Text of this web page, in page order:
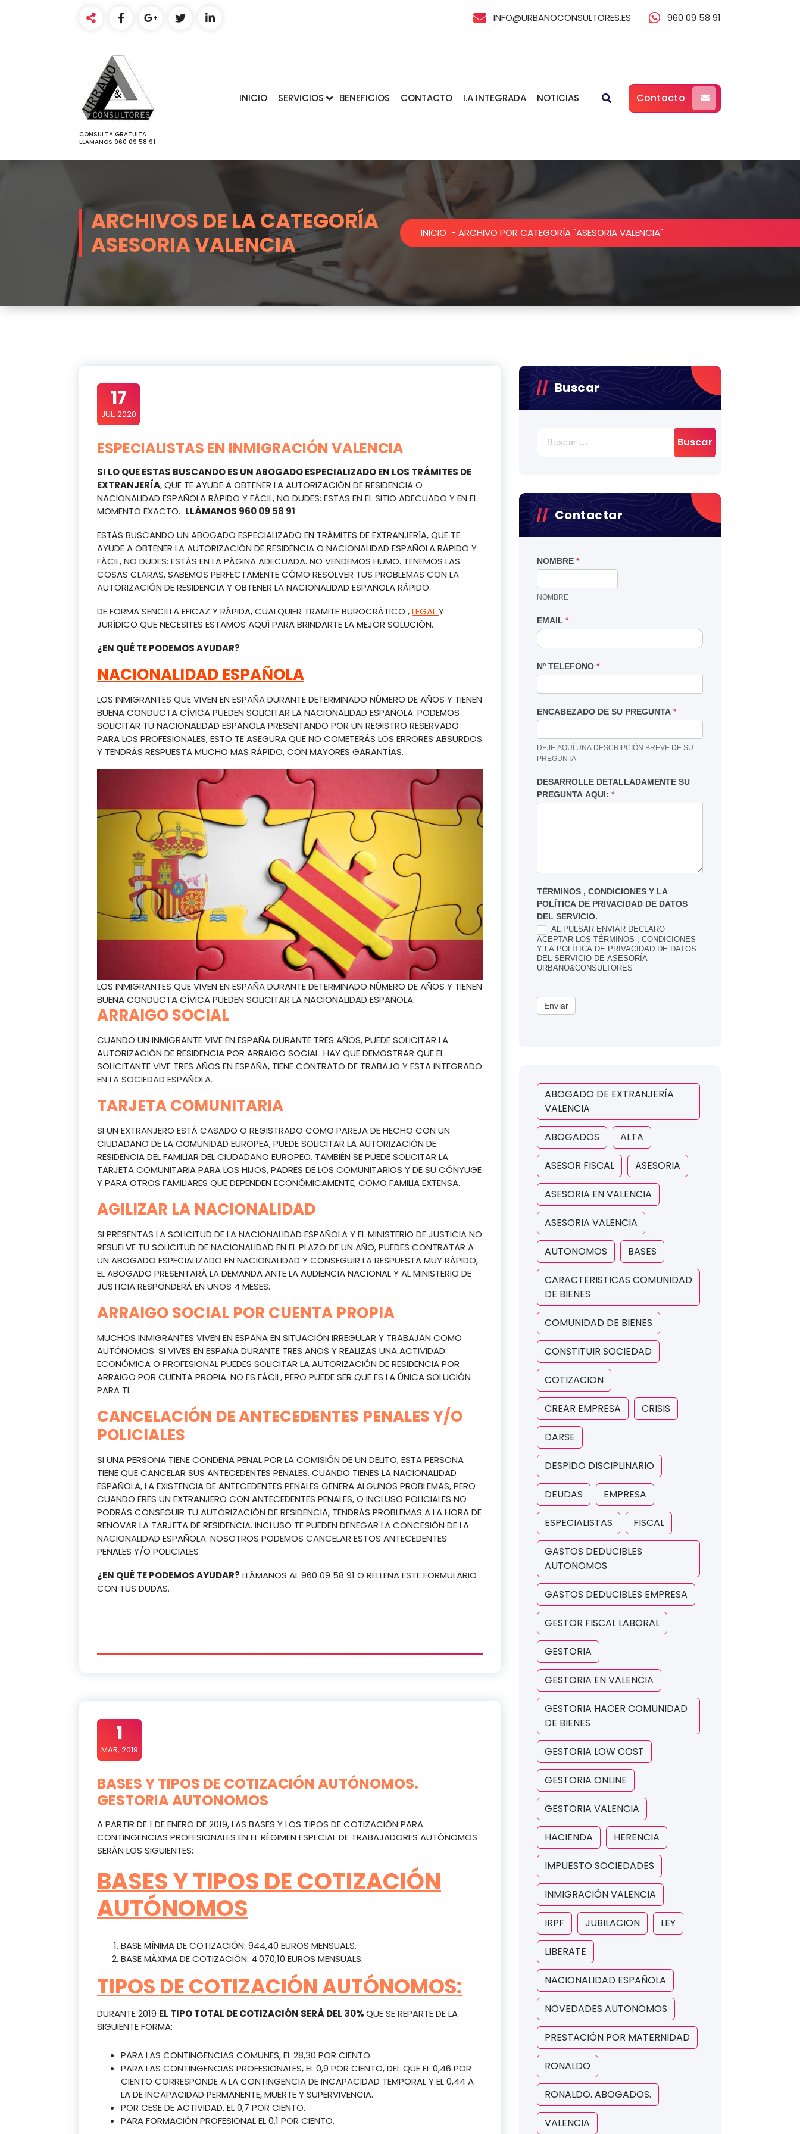
INFO@URBANOCONSULTORES.ES 960 09 58 91
CONSULTA GRATUITA :
LLAMANOS 960 09 58 91
INICIO SERVICIOS BENEFICIOS CONTACTO I.A INTEGRADA NOTICIAS Contacto
ARCHIVOS DE LA CATEGORÍA
ASESORIA VALENCIA
INICIO - ARCHIVO POR CATEGORÍA "ASESORIA VALENCIA"
17
JUL, 2020
ESPECIALISTAS EN INMIGRACIÓN VALENCIA
SI LO QUE ESTAS BUSCANDO ES UN ABOGADO ESPECIALIZADO EN LOS TRÁMITES DE
EXTRANJERÍA, QUE TE AYUDE A OBTENER LA AUTORIZACIÓN DE RESIDENCIA O
NACIONALIDAD ESPAÑOLA RÁPIDO Y FÁCIL, NO DUDES: ESTAS EN EL SITIO ADECUADO Y EN EL
MOMENTO EXACTO. LLÁMANOS 960 09 58 91
ESTÁS BUSCANDO UN ABOGADO ESPECIALIZADO EN TRÁMITES DE EXTRANJERÍA, QUE TE
AYUDE A OBTENER LA AUTORIZACIÓN DE RESIDENCIA O NACIONALIDAD ESPAÑOLA RÁPIDO Y
FÁCIL, NO DUDES: ESTÁS EN LA PÁGINA ADECUADA. NO VENDEMOS HUMO. TENEMOS LAS
COSAS CLARAS, SABEMOS PERFECTAMENTE CÓMO RESOLVER TUS PROBLEMAS CON LA
AUTORIZACIÓN DE RESIDENCIA Y OBTENER LA NACIONALIDAD ESPAÑOLA RÁPIDO.
DE FORMA SENCILLA EFICAZ Y RÁPIDA, CUALQUIER TRAMITE BUROCRÁTICO ,LEGALY
JURÍDICO QUE NECESITES ESTAMOS AQUÍ PARA BRINDARTE LA MEJOR SOLUCIÓN.
¿EN QUÉ TE PODEMOS AYUDAR?
NACIONALIDAD ESPAÑOLA
LOS INMIGRANTES QUE VIVEN EN ESPAÑA DURANTE DETERMINADO NÚMERO DE AÑOS Y TIENEN
BUENA CONDUCTA CÍVICA PUEDEN SOLICITAR LA NACIONALIDAD ESPAÑOLA. PODEMOS
SOLICITAR TU NACIONALIDAD ESPAÑOLA PRESENTANDO POR UN REGISTRO RESERVADO
PARA LOS PROFESIONALES, ESTO TE ASEGURA QUE NO COMETERÁS LOS ERRORES ABSURDOS
Y TENDRÁS RESPUESTA MUCHO MAS RÁPIDO, CON MAYORES GARANTÍAS.
LOS INMIGRANTES QUE VIVEN EN ESPAÑA DURANTE DETERMINADO NÚMERO DE AÑOS Y TIENEN
BUENA CONDUCTA CÍVICA PUEDEN SOLICITAR LA NACIONALIDAD ESPAÑOLA.
ARRAIGO SOCIAL
CUANDO UN INMIGRANTE VIVE EN ESPAÑA DURANTE TRES AÑOS, PUEDE SOLICITAR LA
AUTORIZACIÓN DE RESIDENCIA POR ARRAIGO SOCIAL. HAY QUE DEMOSTRAR QUE EL
SOLICITANTE VIVE TRES AÑOS EN ESPAÑA, TIENE CONTRATO DE TRABAJO Y ESTA INTEGRADO
EN LA SOCIEDAD ESPAÑOLA.
TARJETA COMUNITARIA
SI UN EXTRANJERO ESTÁ CASADO O REGISTRADO COMO PAREJA DE HECHO CON UN
CIUDADANO DE LA COMUNIDAD EUROPEA, PUEDE SOLICITAR LA AUTORIZACIÓN DE
RESIDENCIA DEL FAMILIAR DEL CIUDADANO EUROPEO. TAMBIÉN SE PUEDE SOLICITAR LA
TARJETA COMUNITARIA PARA LOS HIJOS, PADRES DE LOS COMUNITARIOS Y DE SU CÓNYUGE
Y PARA OTROS FAMILIARES QUE DEPENDEN ECONÓMICAMENTE, COMO FAMILIA EXTENSA.
AGILIZAR LA NACIONALIDAD
SI PRESENTAS LA SOLICITUD DE LA NACIONALIDAD ESPAÑOLA Y EL MINISTERIO DE JUSTICIA NO
RESUELVE TU SOLICITUD DE NACIONALIDAD EN EL PLAZO DE UN AÑO, PUEDES CONTRATAR A
UN ABOGADO ESPECIALIZADO EN NACIONALIDAD Y CONSEGUIR LA RESPUESTA MUY RÁPIDO,
EL ABOGADO PRESENTARÁ LA DEMANDA ANTE LA AUDIENCIA NACIONAL Y AL MINISTERIO DE
JUSTICIA RESPONDERÁ EN UNOS 4 MESES.
ARRAIGO SOCIAL POR CUENTA PROPIA
MUCHOS INMIGRANTES VIVEN EN ESPAÑA EN SITUACIÓN IRREGULAR Y TRABAJAN COMO
AUTÓNOMOS. SI VIVES EN ESPAÑA DURANTE TRES AÑOS Y REALIZAS UNA ACTIVIDAD
ECONÓMICA O PROFESIONAL PUEDES SOLICITAR LA AUTORIZACIÓN DE RESIDENCIA POR
ARRAIGO POR CUENTA PROPIA. NO ES FÁCIL, PERO PUEDE SER QUE ES LA ÚNICA SOLUCIÓN
PARA TI.
CANCELACIÓN DE ANTECEDENTES PENALES Y/O
POLICIALES
SI UNA PERSONA TIENE CONDENA PENAL POR LA COMISIÓN DE UN DELITO, ESTA PERSONA
TIENE QUE CANCELAR SUS ANTECEDENTES PENALES. CUANDO TIENES LA NACIONALIDAD
ESPAÑOLA, LA EXISTENCIA DE ANTECEDENTES PENALES GENERA ALGUNOS PROBLEMAS, PERO
CUANDO ERES UN EXTRANJERO CON ANTECEDENTES PENALES, O INCLUSO POLICIALES NO
PODRÁS CONSEGUIR TU AUTORIZACIÓN DE RESIDENCIA, TENDRÁS PROBLEMAS A LA HORA DE
RENOVAR LA TARJETA DE RESIDENCIA. INCLUSO TE PUEDEN DENEGAR LA CONCESIÓN DE LA
NACIONALIDAD ESPAÑOLA. NOSOTROS PODEMOS CANCELAR ESTOS ANTECEDENTES
PENALES Y/O POLICIALES
¿EN QUÉ TE PODEMOS AYUDAR? LLÁMANOS AL 960 09 58 91 O RELLENA ESTE FORMULARIO
CON TUS DUDAS.
1
MAR, 2019
BASES Y TIPOS DE COTIZACIÓN AUTÓNOMOS.
GESTORIA AUTONOMOS
A PARTIR DE 1 DE ENERO DE 2019, LAS BASES Y LOS TIPOS DE COTIZACIÓN PARA
CONTINGENCIAS PROFESIONALES EN EL RÉGIMEN ESPECIAL DE TRABAJADORES AUTÓNOMOS
SERÁN LOS SIGUIENTES:
BASES Y TIPOS DE COTIZACIÓN
AUTÓNOMOS
BASE MÍNIMA DE COTIZACIÓN: 944,40 EUROS MENSUALS.
BASE MÀXIMA DE COTIZACIÓN: 4.070,10 EUROS MENSUALS.
TIPOS DE COTIZACIÓN AUTÓNOMOS:
DURANTE 2019 EL TIPO TOTAL DE COTIZACIÓN SERÀ DEL 30%QUE SE REPARTE DE LA
SIGUIENTE FORMA:
PARA LAS CONTINGENCIAS COMUNES, EL 28,30 POR CIENTO.
PARA LAS CONTINGENCIAS PROFESIONALES, EL 0,9 POR CIENTO, DEL QUE EL 0,46 POR
CIENTO CORRESPONDE A LA CONTINGENCIA DE INCAPACIDAD TEMPORAL Y EL 0,44 A
LA DE INCAPACIDAD PERMANENTE, MUERTE Y SUPERVIVENCIA.
POR CESE DE ACTIVIDAD, EL 0,7 POR CIENTO.
PARA FORMACIÓN PROFESIONAL EL 0,1 POR CIENTO.
Buscar
Contactar
NOMBRE *
NOMBRE
EMAIL *
Nº TELEFONO *
ENCABEZADO DE SU PREGUNTA *
DEJE AQUÍ UNA DESCRIPCIÓN BREVE DE SU
PREGUNTA
DESARROLLE DETALLADAMENTE SU
PREGUNTA AQUI: *
TÉRMINOS , CONDICIONES Y LA
POLÍTICA DE PRIVACIDAD DE DATOS
DEL SERVICIO.
AL PULSAR ENVIAR DECLARO
ACEPTAR LOS TÉRMINOS , CONDICIONES
Y LA POLÍTICA DE PRIVACIDAD DE DATOS
DEL SERVICIO DE ASESORÍA
URBANO&CONSULTORES
Enviar
ABOGADO DE EXTRANJERÍA
VALENCIA
ABOGADOS ALTA
ASESOR FISCAL ASESORIA
ASESORIA EN VALENCIA
ASESORIA VALENCIA
AUTONOMOS BASES
CARACTERISTICAS COMUNIDAD
DE BIENES
COMUNIDAD DE BIENES
CONSTITUIR SOCIEDAD
COTIZACION
CREAR EMPRESA CRISIS
DARSE
DESPIDO DISCIPLINARIO
DEUDAS EMPRESA
ESPECIALISTAS FISCAL
GASTOS DEDUCIBLES
AUTONOMOS
GASTOS DEDUCIBLES EMPRESA
GESTOR FISCAL LABORAL
GESTORIA
GESTORIA EN VALENCIA
GESTORIA HACER COMUNIDAD
DE BIENES
GESTORIA LOW COST
GESTORIA ONLINE
GESTORIA VALENCIA
HACIENDA HERENCIA
IMPUESTO SOCIEDADES
INMIGRACIÓN VALENCIA
IRPF JUBILACION LEY
LIBERATE
NACIONALIDAD ESPAÑOLA
NOVEDADES AUTONOMOS
PRESTACIÓN POR MATERNIDAD
RONALDO
RONALDO. ABOGADOS.
VALENCIA